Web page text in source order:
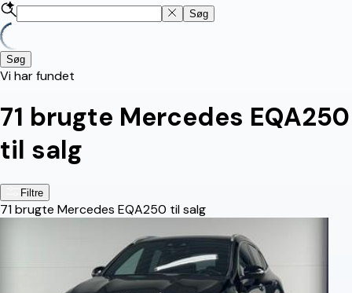
Søg
Søg
Vi har fundet
71 brugte Mercedes EQA250
til salg
Filtre
71brugte Mercedes EQA250 til salg